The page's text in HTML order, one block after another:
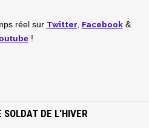
réel sur Twitter Facebook&
!
DE L'HIVER